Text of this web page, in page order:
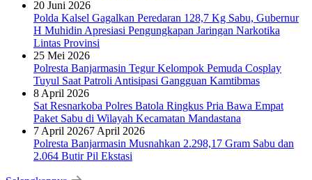
20 Juni 2026
Polda Kalsel Gagalkan Peredaran 128,7 Kg Sabu, Gubernur
H Muhidin Apresiasi Pengungkapan Jaringan Narkotika
Lintas Provinsi
25 Mei 2026
Polresta Banjarmasin Tegur Kelompok Pemuda Cosplay
Tuyul Saat Patroli Antisipasi Gangguan Kamtibmas
8 April 2026
Sat Resnarkoba Polres Batola Ringkus Pria Bawa Empat
Paket Sabu di Wilayah Kecamatan Mandastana
7 April 20267 April 2026
Polresta Banjarmasin Musnahkan 2.298,17 Gram Sabu dan
2.064 Butir Pil Ekstasi